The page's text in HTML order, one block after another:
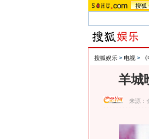
搜狐
搜狐娱乐 > 电视 >
羊城
来源：